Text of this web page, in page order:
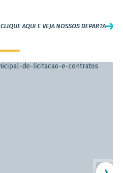
CLIQUE AQUI E VEJA NOSSOS